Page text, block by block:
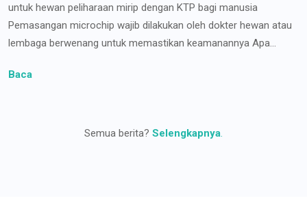
untuk hewan peliharaan mirip dengan KTP bagi manusia
Pemasangan microchip wajib dilakukan oleh dokter hewan atau
lembaga berwenang untuk memastikan keamanannya Apa...
Baca
Semua berita? Selengkapnya